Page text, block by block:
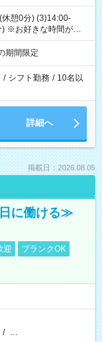
憩0分) (3)14:00-
※お好きな時間が選べ
期間限定
/ シフト勤務 / 10名以
詳細へ
掲載日：2026.08.05
に働ける≫
迎
ブランクOK
/ …